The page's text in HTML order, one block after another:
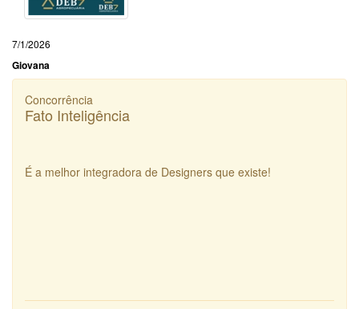
7/1/2026
Giovana
Concorrência
Fato Inteligência
É a melhor integradora de Designers que existe!